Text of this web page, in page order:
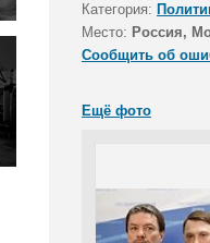
Категория:
Место: Россия,
Сообщить об
Ещё фото